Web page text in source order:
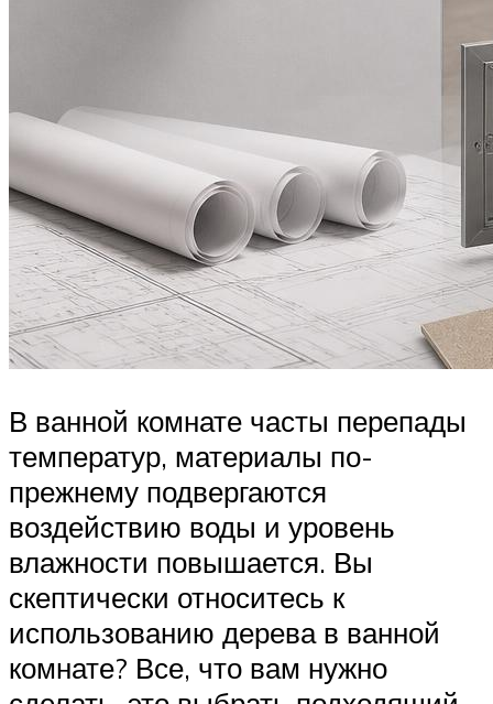
В ванной комнате часты перепады
температур, материалы по-
прежнему подвергаются
воздействию воды и уровень
влажности повышается. Вы
скептически относитесь к
использованию дерева в ванной
комнате? Все, что вам нужно